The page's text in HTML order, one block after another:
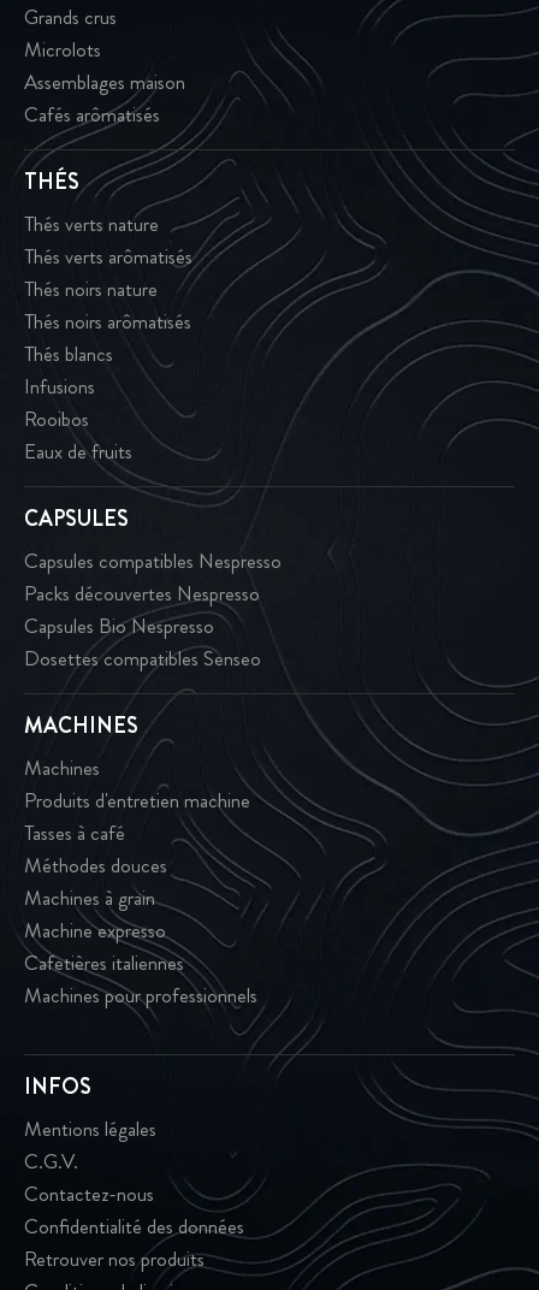
Grands crus
Microlots
Assemblages maison
Cafés arômatisés
THÉS
Thés verts nature
Thés verts arômatisés
Thés noirs nature
Thés noirs arômatisés
Thés blancs
Infusions
Rooibos
Eaux de fruits
CAPSULES
Capsules compatibles Nespresso
Packs découvertes Nespresso
Capsules Bio Nespresso
Dosettes compatibles Senseo
MACHINES
Machines
Produits d'entretien machine
Tasses à café
Méthodes douces
Machines à grain
Machine expresso
Cafetières italiennes
Machines pour professionnels
INFOS
Mentions légales
C.G.V.
Contactez-nous
Confidentialité des données
Retrouver nos produits